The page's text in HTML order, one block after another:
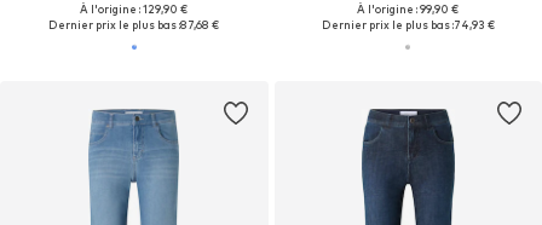
À l'origine : 129,90 €
Dernier prix le plus bas :87,68 €
À l'origine : 99,90 €
Dernier prix le plus bas :74,93 €